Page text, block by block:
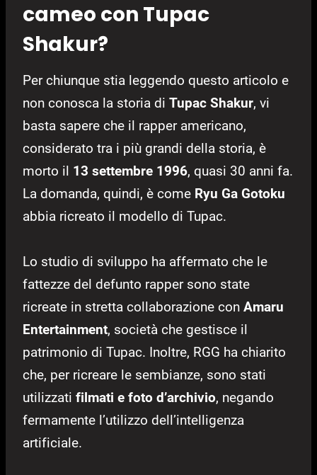
cameo con Tupac
Shakur?
Per chiunque stia leggendo questo articolo e
non conosca la storia di Tupac Shakur, vi
basta sapere che il rapper americano,
considerato tra i più grandi della storia, è
morto il 13 settembre 1996, quasi 30 anni fa.
La domanda, quindi, è come Ryu Ga Gotoku
abbia ricreato il modello di Tupac.
Lo studio di sviluppo ha affermato che le
fattezze del defunto rapper sono state
ricreate in stretta collaborazione con Amaru
Entertainment, società che gestisce il
patrimonio di Tupac. Inoltre, RGG ha chiarito
che, per ricreare le sembianze, sono stati
utilizzati filmati e foto d’archivio, negando
fermamente l’utilizzo dell’intelligenza
artificiale.